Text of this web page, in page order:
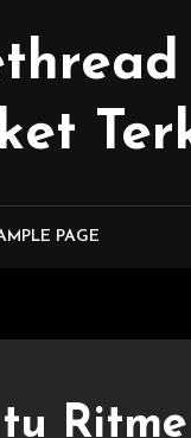
PAGE
Ritme